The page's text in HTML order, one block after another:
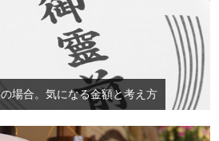
場合。気になる金額と考え方